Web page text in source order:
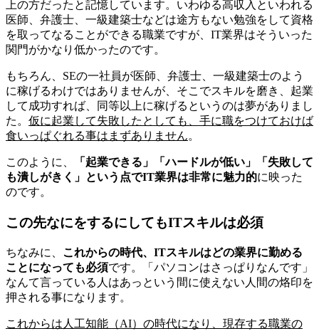
上の方だったと記憶しています。いわゆる高収入といわれる
医師、弁護士、一級建築士などは途方もない勉強をして資格
を取ってなることができる職業ですが、IT業界はそういった
関門がかなり低かったのです。
もちろん、SEの一社員が医師、弁護士、一級建築士のよう
に稼げるわけではありませんが、そこでスキルを磨き、起業
して成功すれば、同等以上に稼げるというのは夢がありまし
た。 仮に起業して失敗したとしても、手に職をつけておけば
食いっぱぐれる事はまずありません。
このように、
「起業できる」「ハードルが低い」「失敗して
も潰しがきく」という点でIT業界は非常に魅力的に映った
のです。
この先なにをするにしてもITスキルは必須
ちなみに、 これからの時代、ITスキルはどの業界に勤める
ことになっても必須です。「パソコンはさっぱりなんです」
なんて言っている人はあっという間に使えない人間の烙印を
押される事になります。
これからは人工知能（AI）の時代になり、現存する職業の